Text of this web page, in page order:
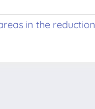
in the reduction